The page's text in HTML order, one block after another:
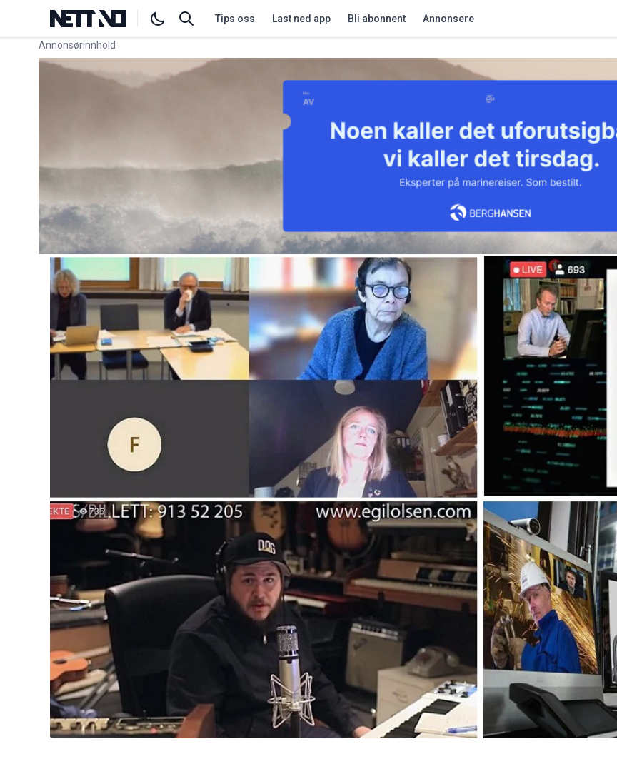
Tips oss Last ned app Bli abonnent Annonsere
Annonsørinnhold
Link for annonse